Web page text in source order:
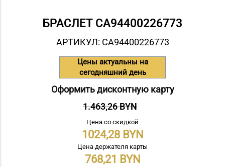
БРАСЛЕТ СA94400226773
АРТИКУЛ: СA94400226773
Цены актуальны на
сегодняшний день
Оформить дисконтную карту
1.463,26 BYN
Цена со скидкой
1024,28
Цена держателя карты
768,21